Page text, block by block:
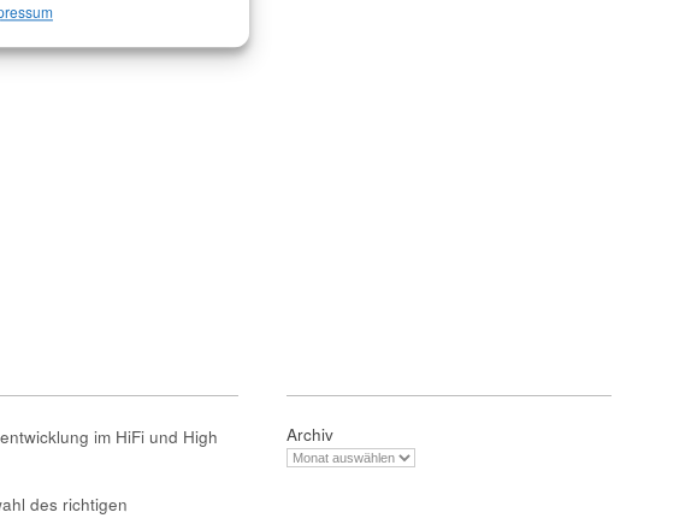
im HiFi und High
des richtigen
Archiv